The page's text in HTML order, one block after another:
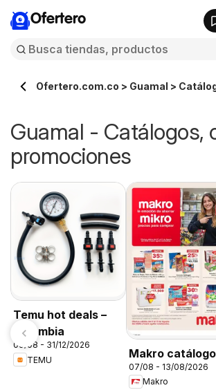
Ofertero
Ofertero.com.co > Guamal >
Guamal - Catálogos,
promociones
Temu hot deals –
Colombia
09/08 - 31/12/2026
TEMU
Makro catálogo
07/08 - 13/08/2026
Makro